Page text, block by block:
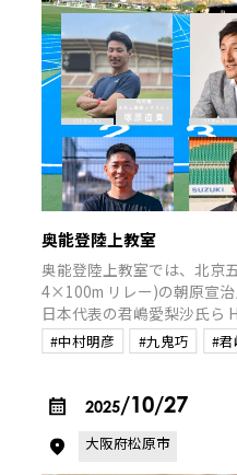
奥能登陸上教室
奥能登陸上教室では、北京
4×100m リレー)の朝原宣
日本代表の君嶋愛梨沙氏ら
本陸上競技連盟(JAAF)の協
の九鬼巧氏、ロンドン・リ
む 100 名以上の小中高校生
よる直接指導を通じて、子
す。
#中村明彦 #九鬼巧 #
2025/10/27
大阪府松原市